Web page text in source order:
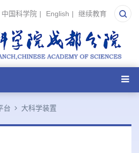
中国科学院 | English | 继续教育
台 大科学装置